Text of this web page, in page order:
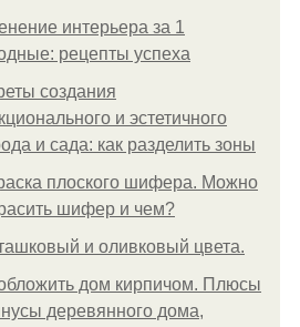
интерьера за 1
рецепты успеха
создания
и эстетичного
и сада: как разделить зоны
плоского шифера. Можно
шифер и чем?
и оливковый цвета.
дом кирпичом. Плюсы
деревянного дома,